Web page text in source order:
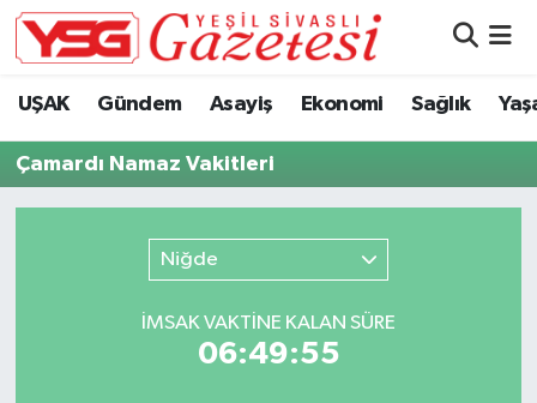
UŞAK Gündem Asayiş Ekonomi Sağlık
Çamardı Namaz Vakitleri
Niğde
İMSAK VAKTİNE KALAN SÜRE
06:49:55
Hava Durumu
Namaz Vakitleri
Trafik Durumu
Süper Lig Puan Durumu ve Fikstür